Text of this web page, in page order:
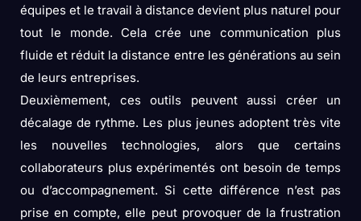
équipes et le travail à distance devient plus naturel pour
tout le monde. Cela crée une communication plus
fluide et réduit la distance entre les générations au sein
de leurs entreprises.
Deuxièmement, ces outils peuvent aussi créer un
décalage de rythme. Les plus jeunes adoptent très vite
les nouvelles technologies, alors que certains
collaborateurs plus expérimentés ont besoin de temps
ou d’accompagnement. Si cette différence n’est pas
prise en compte, elle peut provoquer de la frustration